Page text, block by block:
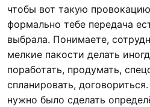
чтобы вот такую
формально тебе передача
выбрала. Понимаете,
мелкие пакости делать
поработать, продумать,
спланировать,
нужно было сделать